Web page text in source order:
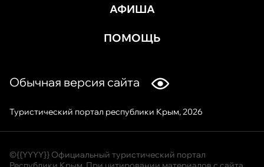
АФИША
ПОМОЩЬ
Обычная версия сайта
Туристический портал республики Крым, 2026
©{{YYYY}} Официальный туристический портал